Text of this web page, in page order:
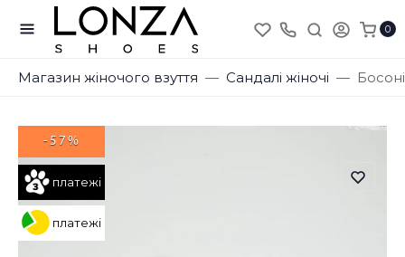
0
Магазин жіночого взуття Сандалі жіночі
платежі
платежі
-57%